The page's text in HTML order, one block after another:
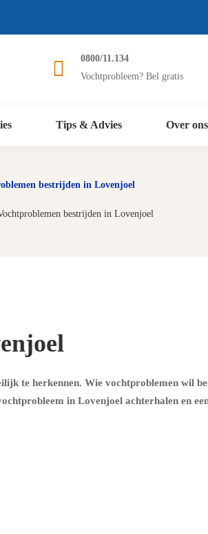
0800/11.134
Vochtprobleem? Bel gratis
Tips & Advies Over ons
bestrijden in Lovenjoel
bestrijden in Lovenjoel
te herkennen. Wie vochtproblemen wil
in Lovenjoel achterhalen en